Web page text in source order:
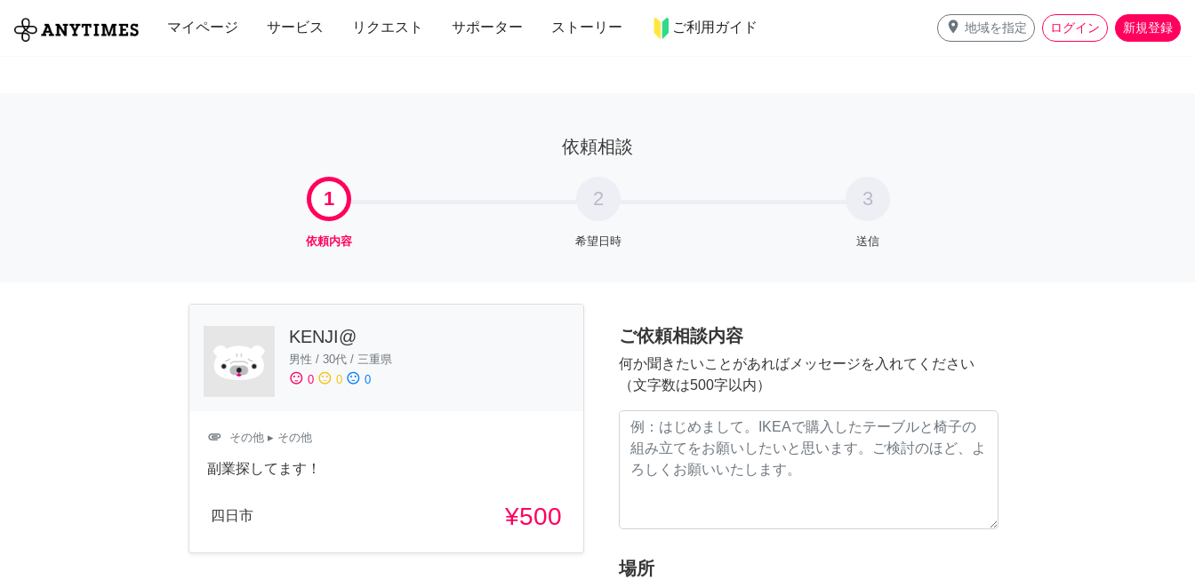
マイページ サービス リクエスト サポーター ストーリー ご利用ガイド place 地域を指定 ログイン 新規登録
全て 修理・組立 家事 引っ越し インテリア 趣味・習い事 ペット 料理
依頼相談
1
依頼内容
2
希望日時
3
送信
KENJI@
男性 / 30代 / 三重県
sentiment_satisfied 0 sentiment_neutral 0 sentiment_dissatisfied 0
attachment その他 ▸ その他
副業探してます！
四日市 ¥500
ご依頼相談内容
何か聞きたいことがあればメッセージを入れてください
（文字数は500字以内）
場所